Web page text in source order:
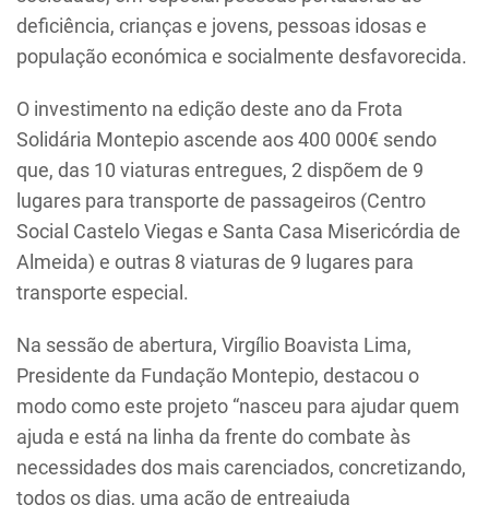
deficiência, crianças e jovens, pessoas idosas e
população económica e socialmente desfavorecida.
O investimento na edição deste ano da Frota
Solidária Montepio ascende aos 400 000€ sendo
que, das 10 viaturas entregues, 2 dispõem de 9
lugares para transporte de passageiros (Centro
Social Castelo Viegas e Santa Casa Misericórdia de
Almeida) e outras 8 viaturas de 9 lugares para
transporte especial.
Na sessão de abertura, Virgílio Boavista Lima,
Presidente da Fundação Montepio, destacou o
modo como este projeto “nasceu para ajudar quem
ajuda e está na linha da frente do combate às
necessidades dos mais carenciados, concretizando,
todos os dias, uma ação de entreajuda